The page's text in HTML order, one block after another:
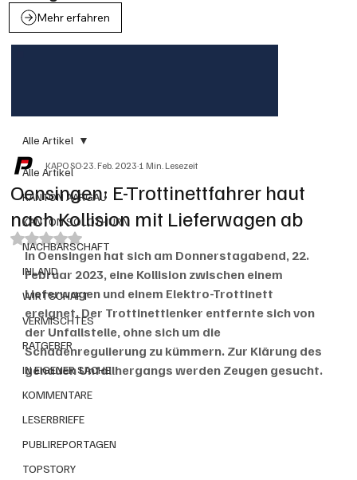
Mehr erfahren
Alle Artikel
KANTON AARGAU
KANTON SOLOTHURN
NACHBARSCHAFT
INLAND
WIRTSCHAFT
VERMISCHTES
RATGEBER
IN EIGENER SACHE
KOMMENTARE
LESERBRIEFE
PUBLIREPORTAGEN
TOPSTORY
Alle Artikel
Oensingen: E-Trottinettfahrer haut
nach Kollision mit Lieferwagen ab
KAPO SO23. Feb. 20231 Min. Lesezeit
Mit NaN von 5 Sternen bewertet.
In Oensingen hat sich am Donnerstagabend, 22.
Februar 2023, eine Kollision zwischen einem
Lieferwagen und einem Elektro-Trottinett
ereignet. Der Trottinettlenker entfernte sich von
der Unfallstelle, ohne sich um die
Schadenregulierung zu kümmern. Zur Klärung des
genauen Unfallhergangs werden Zeugen gesucht.